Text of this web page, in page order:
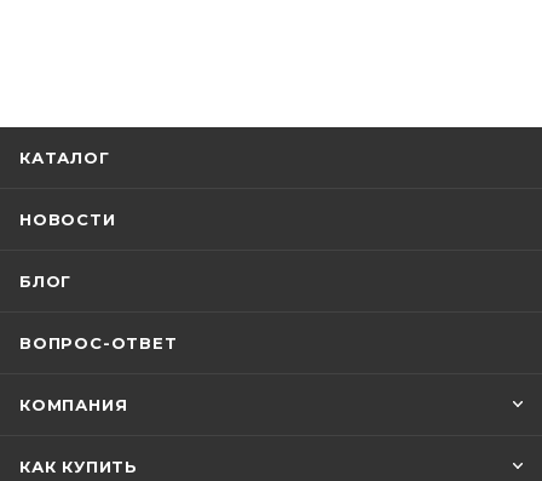
КАТАЛОГ
НОВОСТИ
БЛОГ
ВОПРОС-ОТВЕТ
КОМПАНИЯ
КАК КУПИТЬ